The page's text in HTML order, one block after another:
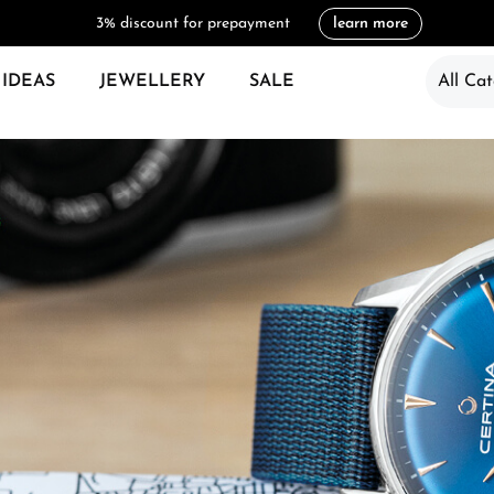
3% discount for prepayment learn more
JEWELLERY SALE All